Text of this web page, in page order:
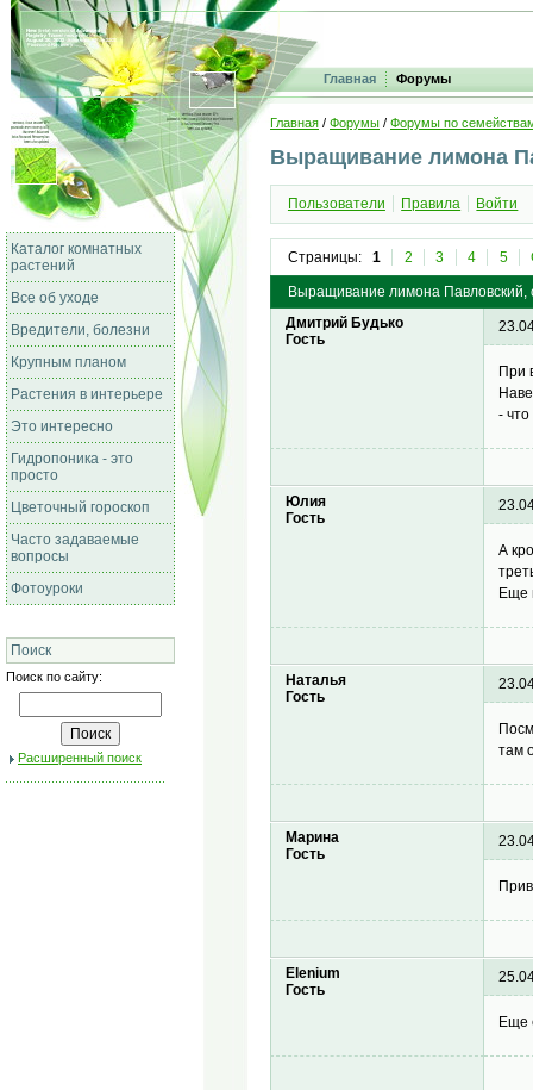
Главная Форумы
Каталог комнатных
растений
Все об уходе
Вредители, болезни
Крупным планом
Растения в интерьере
Это интересно
Гидропоника - это
просто
Цветочный гороскоп
Часто задаваемые
вопросы
Фотоуроки
Поиск
Поиск по сайту:
Расширенный поиск
Главная / Форумы / Форумы по
Выращивание лимона
Пользователи Правила Войти
Страницы: 1 2 3 4 5
Выращивание лимона Павловский,
Дмитрий Будько
Гость
При
-
Юлия
Гость
А
Еще
Наталья
Гость
там
Марина
Гость
Elenium
Гость
Еще